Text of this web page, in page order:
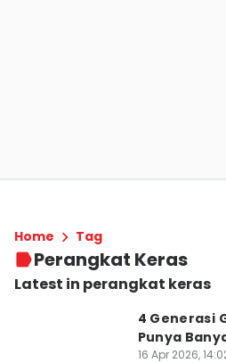
Home Tag
Perangkat Keras
Latest in perangkat keras
4 Generasi
Punya
16 Apr 2026,